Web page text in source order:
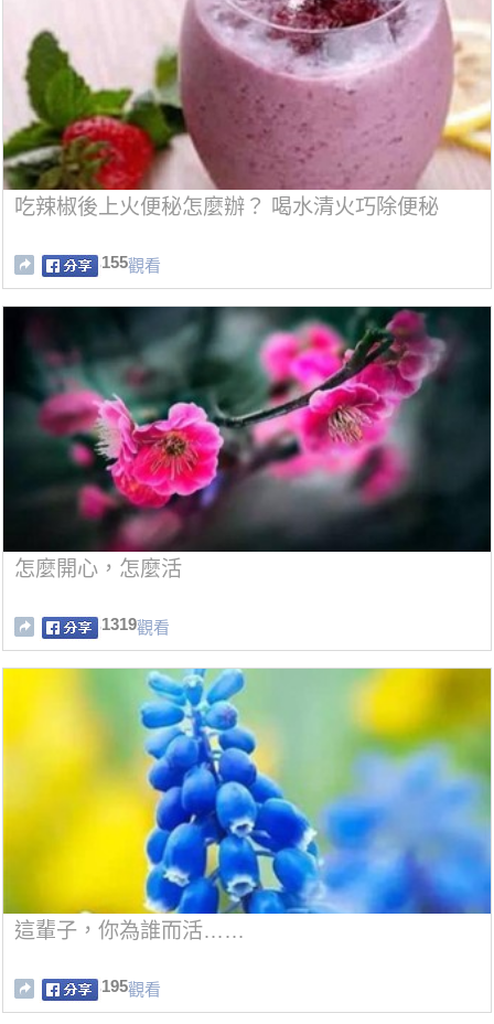
吃辣椒後上火便秘怎麼辦？ 喝水清火巧除便秘
155觀看
怎麼開心，怎麼活
1319觀看
這輩子，你為誰而活……
195觀看